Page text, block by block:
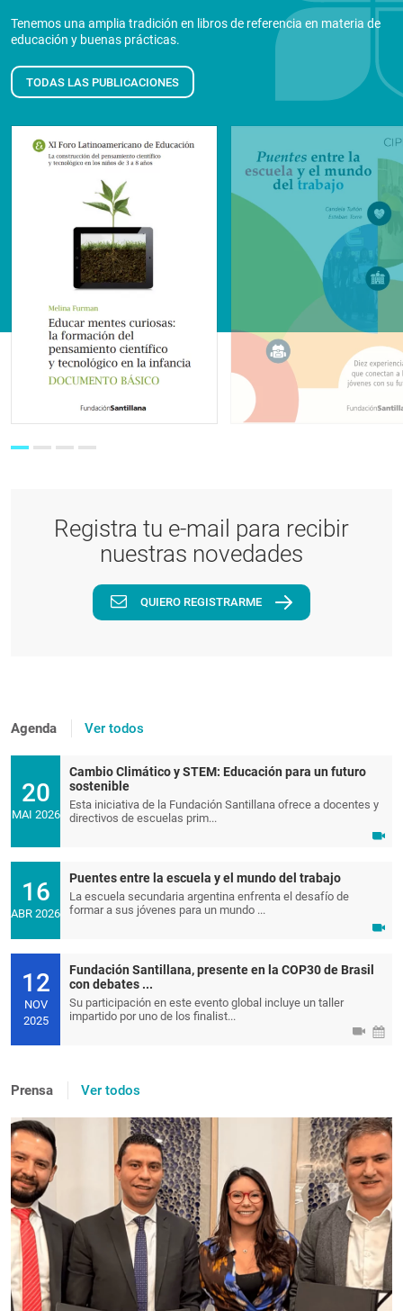
Tenemos una amplia tradición en libros de referencia en materia de
educación y buenas prácticas.
TODAS LAS PUBLICACIONES
Registra tu e-mail para recibir
nuestras novedades
QUIERO REGISTRARME
Agenda Ver todos
20
MAI 2026
Cambio Climático y STEM: Educación para un futuro
sostenible
Esta iniciativa de la Fundación Santillana ofrece a docentes y
directivos de escuelas prim...
16
ABR 2026
Puentes entre la escuela y el mundo del trabajo
La escuela secundaria argentina enfrenta el desafío de
formar a sus jóvenes para un mundo ...
12
NOV
2025
Fundación Santillana, presente en la COP30 de Brasil
con debates ...
Su participación en este evento global incluye un taller
impartido por uno de los finalist...
Prensa Ver todos